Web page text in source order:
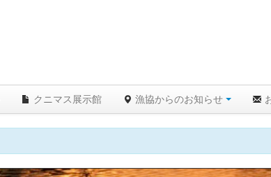
クニマス展示館 漁協からのお知らせ